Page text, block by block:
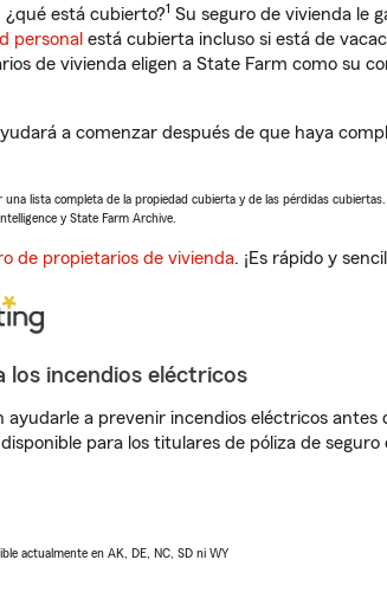
está cubierto?1 Su seguro de vivienda le
personal está cubierta incluso si está de
de vivienda eligen a State Farm como su
a comenzar después de que haya
lista completa de la propiedad cubierta y de las pérdidas cubiertas.
y State Farm Archive.
de propietarios de vivienda. ¡Es rápido y
los incendios eléctricos
ayudarle a prevenir incendios eléctricos
para los titulares de póliza de
actualmente en AK, DE, NC, SD ni WY